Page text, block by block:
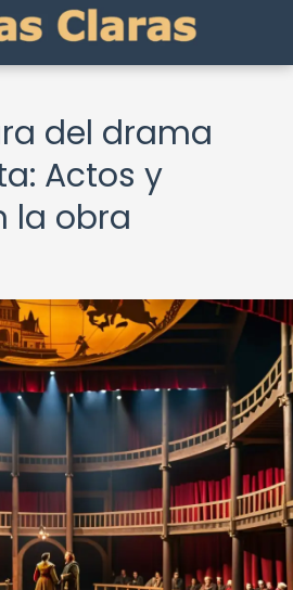
del drama
Actos y
la obra